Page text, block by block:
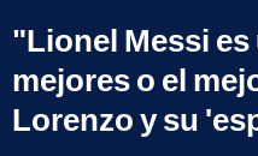
"Lionel Messi
mejores o el
Lorenzo y su